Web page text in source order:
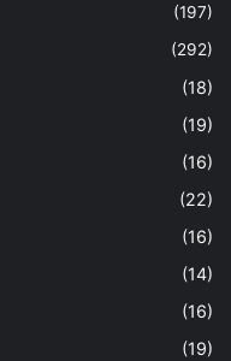
(197)
(292)
(18)
(19)
(16)
(22)
(16)
(14)
(16)
(19)